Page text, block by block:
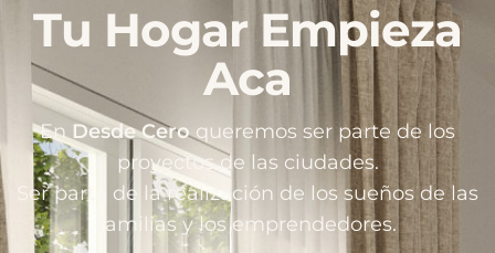
Tu Hogar Empieza
Aca
En Desde Ceroqueremos ser parte de los
proyectos de las ciudades.
Ser parte de la realización de los sueños de las
familias y los emprendedores.